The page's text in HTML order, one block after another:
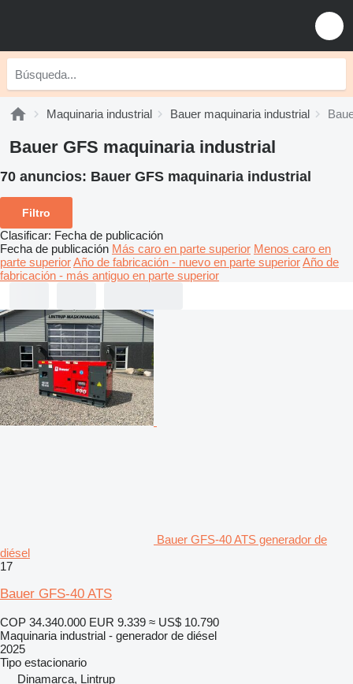
Maquinaria industrial Bauer maquinaria industrial
Bauer GFS maquinaria industrial
70 anuncios: Bauer GFS maquinaria industrial
Filtro
Clasificar: Fecha de publicación
Fecha de publicación Más caro en parte superior Menos caro en
parte superiorAño de fabricación - nuevo en parte superiorAño de
fabricación - más antiguo en parte superior
Bauer GFS-40 ATS generador de
diésel
17
Bauer GFS-40 ATS
COP 34.340.000 EUR 9.339 ≈ US$ 10.790
Maquinaria industrial - generador de diésel
2025
Tipo estacionario
Dinamarca, Lintrup